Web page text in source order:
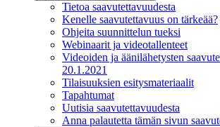
Tietoa saavutettavuudesta
Kenelle saavutettavuus on tärkeää?
Ohjeita suunnittelun tueksi
Webinaarit ja videotallenteet
Videoiden ja äänilähetysten
20.1.2021
Tilaisuuksien esitysmateriaalit
Tapahtumat
Uutisia saavutettavuudesta
Anna palautetta tämän sivun